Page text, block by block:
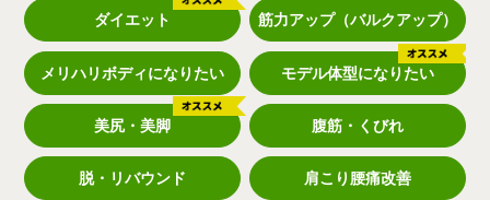
ダイエット 筋力アップ（バルクアップ）
メリハリボディになりたい モデル体型になりたい
美尻・美脚 腹筋・くびれ
脱・リバウンド 肩こり腰痛改善